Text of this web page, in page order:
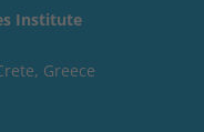
Institute
Greece